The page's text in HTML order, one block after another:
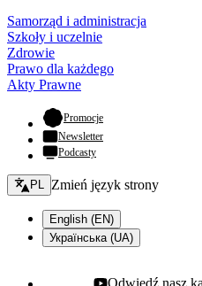
Samorząd i administracja
Szkoły i uczelnie
Zdrowie
Prawo dla każdego
Akty Prawne
Promocje- otwiera się w nowej
Newsletter
Podcasty
Zmień język - bieżący:
PL Zmień język strony
English (EN)
Українська (UA)